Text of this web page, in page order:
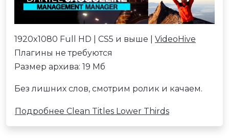
1920x1080 Full HD | CS5 и выше | VideoHive
Плагины не требуются
Размер архива: 19 Мб
Без лишних слов, смотрим ролик и качаем.
Подробнее Clean Titles Lower Thirds